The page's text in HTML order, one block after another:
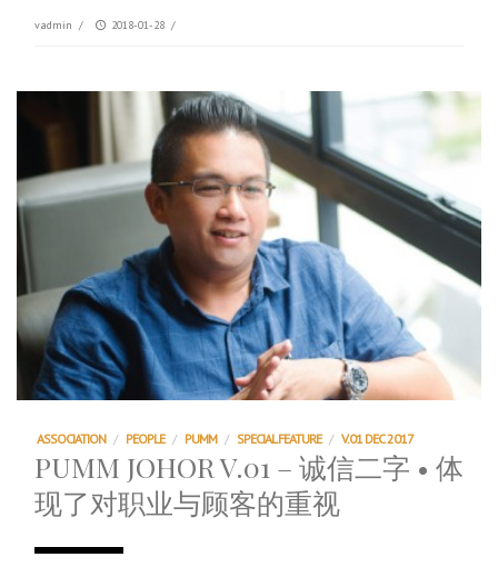
vadmin / 2018-01-28 /
ASSOCIATION / PEOPLE / PUMM / SPECIAL FEATURE / V.01 DEC 2017
PUMM JOHOR V.01 – 诚信二字 • 体
现了对职业与顾客的重视